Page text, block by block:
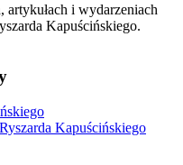
i wydarzeniach
Kapuścińskiego.
Kapuścińskiego